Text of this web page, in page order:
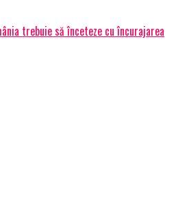
trebuie să înceteze cu încurajarea